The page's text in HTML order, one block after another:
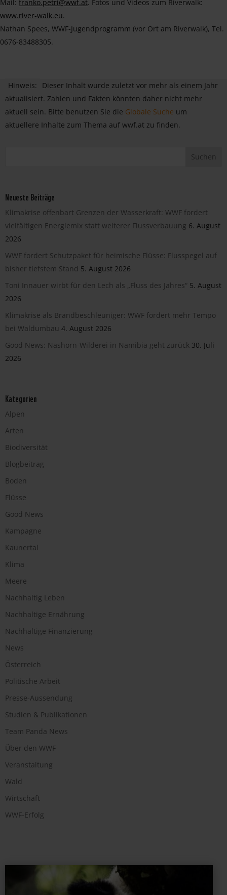
Mail: franko.petri@wwf.at. Fotos und Videos zum Riverwalk:
www.river-walk.eu.
Nathan Spees, WWF-Jugendprogramm (vor Ort am Riverwalk), Tel.
0676-83488305.
Hinweis:
Dieser Inhalt wurde zuletzt vor mehr als einem Jahr
aktualisiert. Zahlen und Fakten könnten daher nicht mehr
aktuell sein. Bitte benutzen Sie die Globale Suche um
aktuellere Inhalte zum Thema auf wwf.at zu finden.
Neueste Beiträge
Klimakrise offenbart Grenzen der Wasserkraft: WWF fordert
vielfältigen Energiemix statt weiterer Flussverbauung 6. August
2026
WWF fordert Schutzpaket für heimische Flüsse: Flusspegel auf
bisher tiefstem Stand 5. August 2026
Toni Innauer wirbt für den Lech als „Fluss des Jahres“ 5. August
2026
Klimakrise als Brandbeschleuniger: WWF fordert mehr Tempo
bei Waldumbau 4. August 2026
Good News: Nashorn-Wilderei in Namibia geht zurück 30. Juli
2026
Kategorien
Alpen
Arten
Biodiversität
Blogbeitrag
Boden
Flüsse
Good News
Kampagne
Kaunertal
Klima
Meere
Nachhaltig Leben
Nachhaltige Ernährung
Nachhaltige Finanzierung
News
Österreich
Politische Arbeit
Presse-Aussendung
Studien & Publikationen
Team Panda News
Über den WWF
Veranstaltung
Wald
Wirtschaft
WWF-Erfolg